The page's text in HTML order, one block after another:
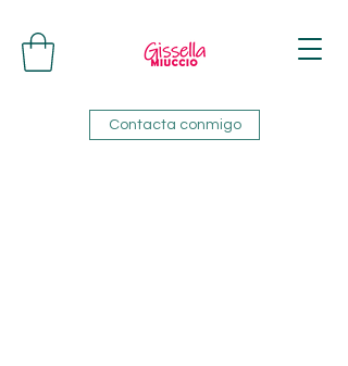
Contacta conmigo